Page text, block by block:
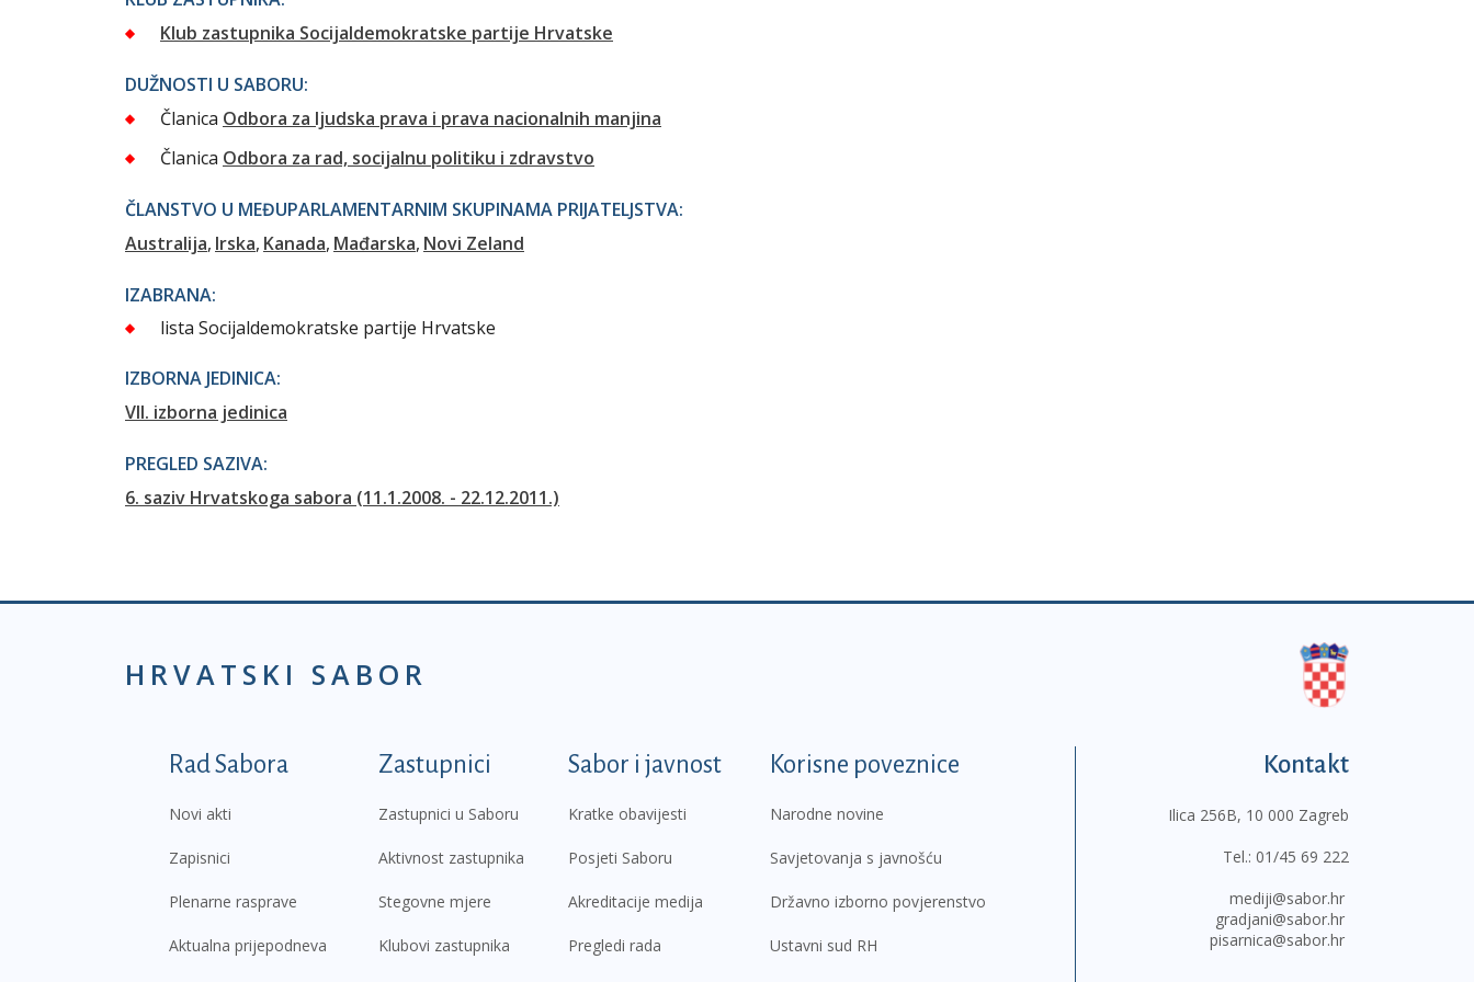
Klub zastupnika Socijaldemokratske partije Hrvatske
DUŽNOSTI U SABORU:
Članica Odbora za ljudska prava i prava nacionalnih manjina
Članica Odbora za rad, socijalnu politiku i zdravstvo
ČLANSTVO U MEĐUPARLAMENTARNIM SKUPINAMA PRIJATELJSTVA:
Australija Irska Kanada Mađarska Novi Zeland
IZABRANA:
lista Socijaldemokratske partije Hrvatske
IZBORNA JEDINICA:
VII. izborna jedinica
PREGLED SAZIVA:
6. saziv Hrvatskoga sabora (11.1.2008. - 22.12.2011.)
HRVATSKI SABOR
Podnožje prvi izbornik
Rad Sabora
Novi akti
Zapisnici
Plenarne rasprave
Aktualna prijepodneva
Zastupnici
Zastupnici u Saboru
Aktivnost zastupnika
Stegovne mjere
Klubovi zastupnika
Sabor i javnost
Kratke obavijesti
Posjeti Saboru
Akreditacije medija
Pregledi rada
Korisne poveznice
Narodne novine
Savjetovanja s javnošću
Državno izborno povjerenstvo
Ustavni sud RH
Kontakt
Ilica 256B, 10 000 Zagreb
Tel.: 01/45 69 222
mediji@sabor.hr
gradjani@sabor.hr
pisarnica@sabor.hr